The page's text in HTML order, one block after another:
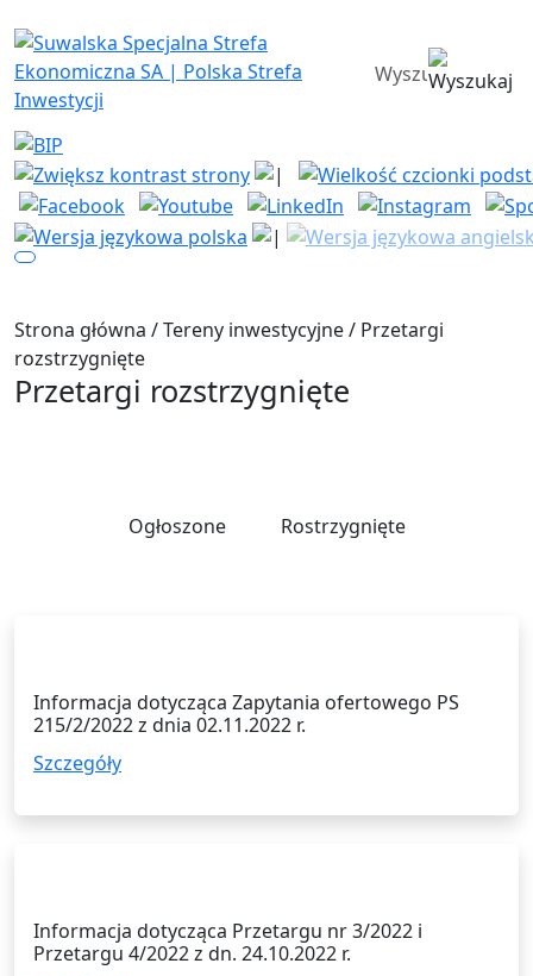
Suwalska Specjalna Strefawyszukiwarka
Strona główna /Tereny inwestycyjne/ Przetargi
rozstrzygnięte
Przetargi rozstrzygnięte
Ogłoszone Rostrzygnięte
Informacja dotycząca Zapytania ofertowego PS
215/2/2022 z dnia 02.11.2022 r.
Szczegóły
Informacja dotycząca Przetargu nr 3/2022 i
Przetargu 4/2022 z dn. 24.10.2022 r.